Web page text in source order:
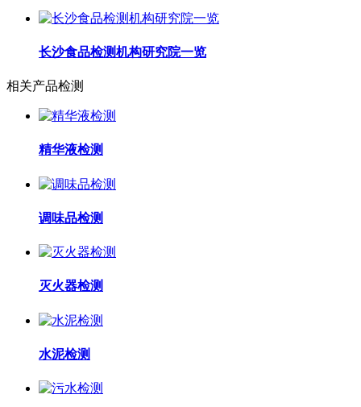
长沙食品检测机构研究院一览
相关产品检测
精华液检测
调味品检测
灭火器检测
水泥检测